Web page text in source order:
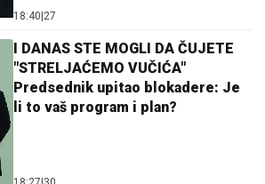
18:40 27
I DANAS STE MOGLI DA ČUJETE
"STRELJAĆEMO VUČIĆA"
Predsednik upitao blokadere: Je
li to vaš program i plan?